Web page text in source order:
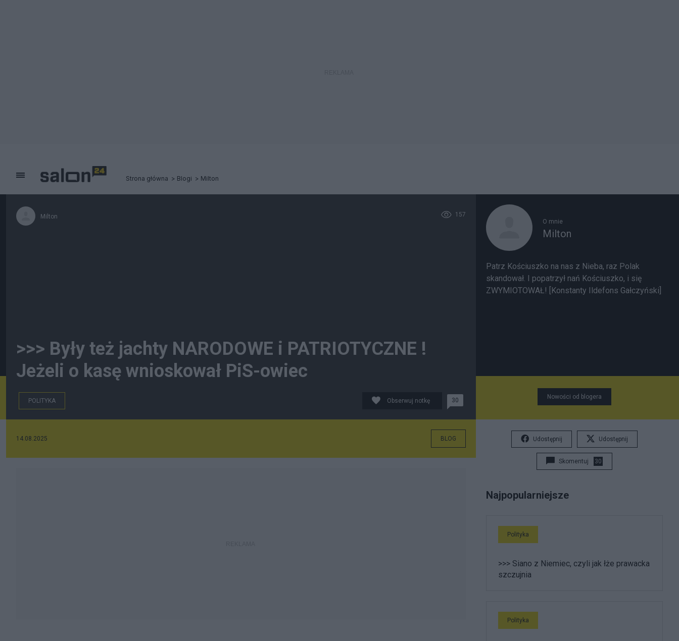
Strona główna Blogi Milton
Milton 157
>>> Były też jachty NARODOWE i PATRIOTYCZNE !
Jeżeli o kasę wnioskował PiS-owiec
POLITYKA Obserwuj notkę 30
14.08.2025 BLOG
O mnie
Milton
Patrz Kościuszko na nas z Nieba, raz Polak
skandował. I popatrzył nań Kościuszko, i się
ZWYMIOTOWAŁ! [Konstanty Ildefons Gałczyński]
Nowości od blogera
Udostępnij Udostępnij
Skomentuj 30
Najpopularniejsze
Polityka
>>> Siano z Niemiec, czyli jak łże prawacka
szczujnia
Polityka